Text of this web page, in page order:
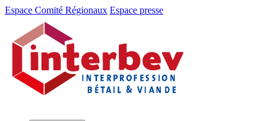
Aller
Aller
contenu
Espace Comité Régionaux Espace presse